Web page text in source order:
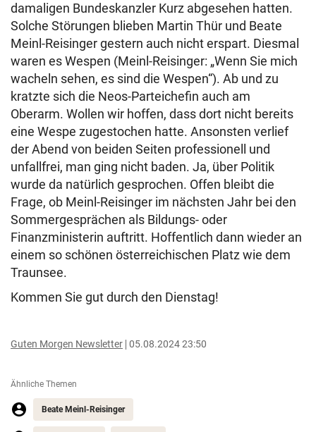
damaligen Bundeskanzler Kurz abgesehen hatten.
Solche Störungen blieben Martin Thür und Beate
Meinl-Reisinger gestern auch nicht erspart. Diesmal
waren es Wespen (Meinl-Reisinger: „Wenn Sie mich
wacheln sehen, es sind die Wespen“). Ab und zu
kratzte sich die Neos-Parteichefin auch am
Oberarm. Wollen wir hoffen, dass dort nicht bereits
eine Wespe zugestochen hatte. Ansonsten verlief
der Abend von beiden Seiten professionell und
unfallfrei, man ging nicht baden. Ja, über Politik
wurde da natürlich gesprochen. Offen bleibt die
Frage, ob Meinl-Reisinger im nächsten Jahr bei den
Sommergesprächen als Bildungs- oder
Finanzministerin auftritt. Hoffentlich dann wieder an
einem so schönen österreichischen Platz wie dem
Traunsee.
Kommen Sie gut durch den Dienstag!
Guten Morgen Newsletter 05.08.2024 23:50
Ähnliche Themen
Beate Meinl-Reisinger